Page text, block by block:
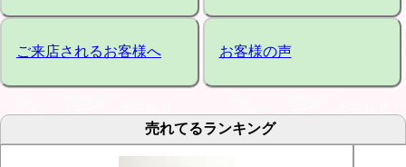
ご来店されるお客様へ お客様の声
売れてるランキング